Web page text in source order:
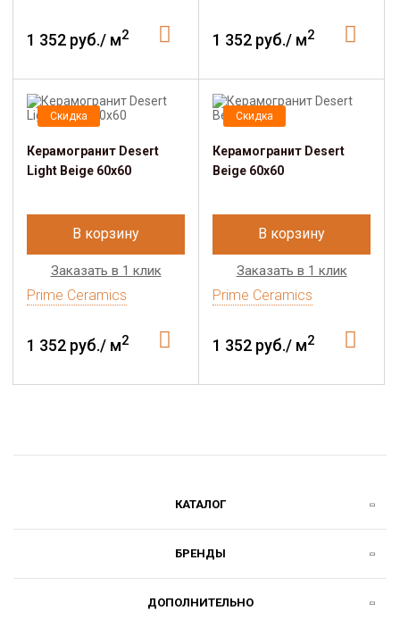
1 352 руб./ м2 1 352 руб./ м2
Скидка
Керамогранит Desert
Light Beige 60х60
В корзину
Заказать в 1 клик
Prime Ceramics
1 352 руб./ м2
Скидка
Керамогранит Desert
Beige 60х60
В корзину
Заказать в 1 клик
Prime Ceramics
1 352 руб./ м2
КАТАЛОГ
БРЕНДЫ
ДОПОЛНИТЕЛЬНО